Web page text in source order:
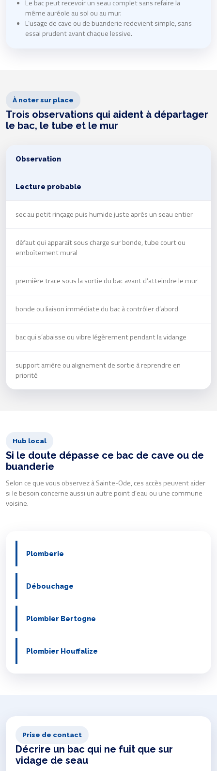
Le bac peut recevoir un seau complet sans refaire la
même auréole au sol ou au mur.
L’usage de cave ou de buanderie redevient simple, sans
essai prudent avant chaque lessive.
À noter sur place
Trois observations qui aident à départager
le bac, le tube et le mur
Observation
Lecture probable
sec au petit rinçage puis humide juste après un seau entier
défaut qui apparaît sous charge sur bonde, tube court ou
emboîtement mural
première trace sous la sortie du bac avant d’atteindre le mur
bonde ou liaison immédiate du bac à contrôler d’abord
bac qui s’abaisse ou vibre légèrement pendant la vidange
support arrière ou alignement de sortie à reprendre en
priorité
Hub local
Si le doute dépasse ce bac de cave ou de
buanderie
Selon ce que vous observez à Sainte-Ode, ces accès peuvent aider
si le besoin concerne aussi un autre point d’eau ou une commune
voisine.
Plomberie
Débouchage
Plombier Bertogne
Plombier Houffalize
Prise de contact
Décrire un bac qui ne fuit que sur
vidage de seau